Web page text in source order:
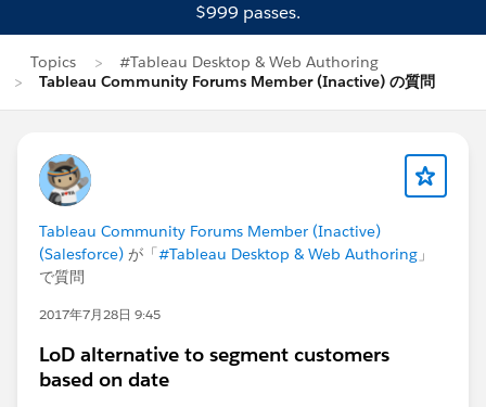
$999 passes.
Topics
#Tableau Desktop & Web Authoring
Tableau Community Forums Member (Inactive) の質問
Tableau Community Forums Member (Inactive)
(Salesforce) が「#Tableau Desktop & Web Authoring 」
で質問
2017年7月28日 9:45
LoD alternative to segment customers
based on date